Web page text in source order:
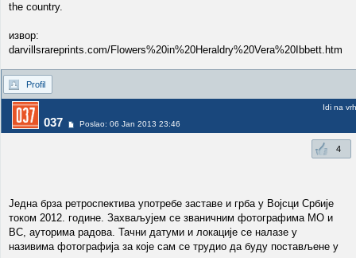
the country.
извор:
darvillsrareprints.com/Flowers%20in%20Heraldry%20Vera%20Ibbett.htm
Profil
037 Poslao: 06 Jan 2013 23:46
Idi na vrh
4
Једна брза ретроспектива употребе заставе и грба у Војсци Србије
током 2012. године. Захваљујем се званичним фотографима МО и
ВС, ауторима радова. Тачни датуми и локације се налазе у
називима фотографија за које сам се трудио да буду постављене у